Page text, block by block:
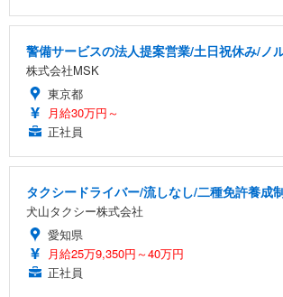
警備サービスの法人提案営業/土日祝休み/ノ
株式会社MSK
東京都
月給30万円～
正社員
タクシードライバー/流しなし/二種免許養成
犬山タクシー株式会社
愛知県
月給25万9,350円～40万円
正社員